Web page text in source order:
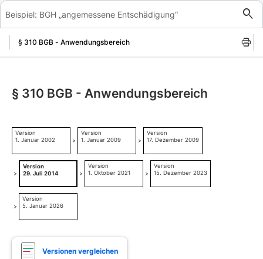
Zum Inhalt springen
§ 310 BGB - Anwendungsbereich
§ 310 BGB - Anwendungsbereich
Version
1. Januar 2002
>
Version
1. Januar 2009
>
Version
17. Dezember 2009
>
Version
29. Juli 2014
>
Version
1. Oktober 2021
>
Version
15. Dezember 2023
>
Version
5. Januar 2026
Versionen vergleichen